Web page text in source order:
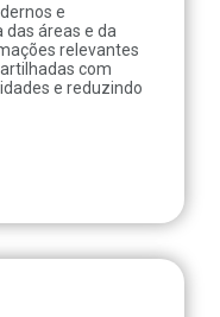
e
áreas e da
relevantes
com
e reduzindo